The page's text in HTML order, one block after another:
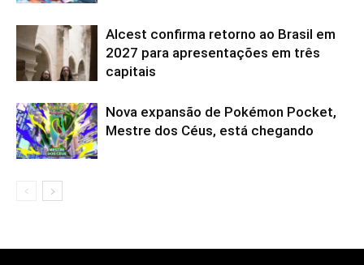
Alcest confirma retorno ao Brasil em
2027 para apresentações em três
capitais
Nova expansão de Pokémon Pocket,
Mestre dos Céus, está chegando